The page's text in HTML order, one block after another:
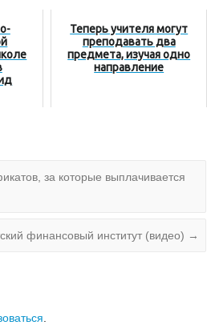
Теперь учителя могут
преподавать два
предмета, изучая одно
направление
за которые выплачивается
финансовый институт (видео) →